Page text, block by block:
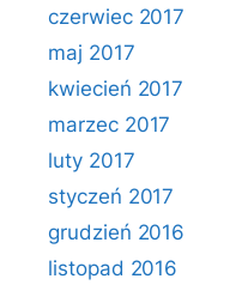
czerwiec 2017
maj 2017
kwiecień 2017
marzec 2017
luty 2017
styczeń 2017
grudzień 2016
listopad 2016